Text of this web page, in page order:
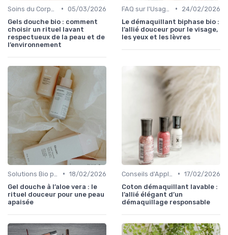
• 05/03/2026
Gels douche bio : comment
choisir un rituel lavant
respectueux de la peau et de
l’environnement
•
24/02/2026
Le démaquillant biphase bio :
l’allié douceur pour le visage,
les yeux et les lèvres
• 18/02/2026
Gel douche à l’aloe vera : le
rituel douceur pour une peau
apaisée
• 17/02/2026
Coton démaquillant lavable :
l’allié élégant d’un
démaquillage responsable